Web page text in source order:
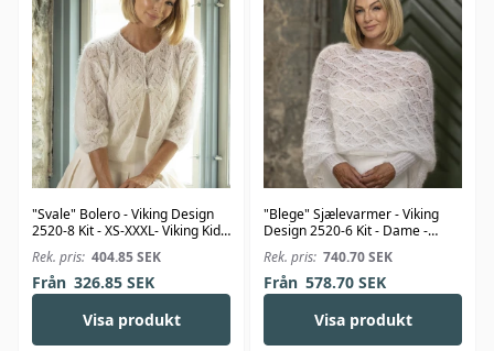
"Svale" Bolero - Viking Design
2520-8 Kit - XS-XXXL- Viking Kid-
Silk
Rek. pris: 404.85SEK
Från 326.85SEK
Visa produkt
"Blege" Sjælevarmer - Viking
Design 2520-6 Kit - Dame -
Viking Kid-Silk
Rek. pris: 740.70SEK
Från 578.70SEK
Visa produkt